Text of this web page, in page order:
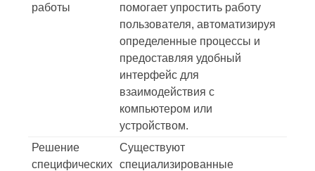
работы
помогает упростить работу
пользователя, автоматизируя
определенные процессы и
предоставляя удобный
интерфейс для
взаимодействия с
компьютером или
устройством.
Решение
специфических
Существуют
специализированные